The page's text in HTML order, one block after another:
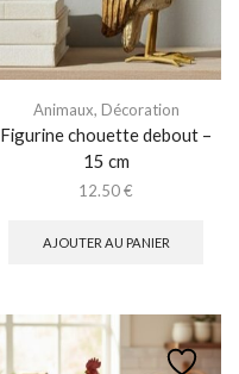
Animaux, Décoration
Figurine chouette debout –
15 cm
12.50€
AJOUTER AU PANIER